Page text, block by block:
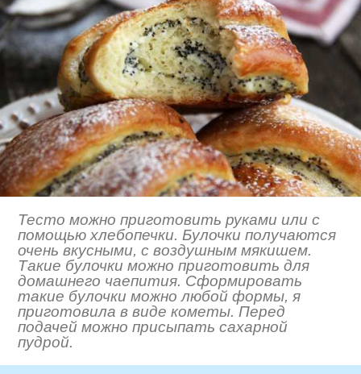
Тесто можно приготовить руками или с
помощью хлебопечки. Булочки получаются
очень вкусными, с воздушным мякишем.
Такие булочки можно приготовить для
домашнего чаепития. Сформировать
такие булочки можно любой формы, я
приготовила в виде кометы. Перед
подачей можно присыпать сахарной
пудрой.